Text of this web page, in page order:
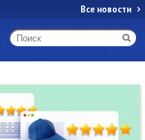
Все новости